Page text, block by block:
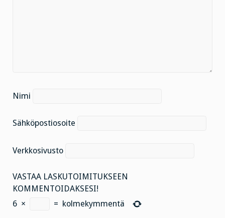
Nimi
Sähköpostiosoite
Verkkosivusto
VASTAA LASKUTOIMITUKSEEN
KOMMENTOIDAKSESI!
6 × = kolmekymmentä